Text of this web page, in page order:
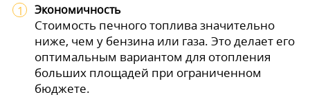
Экономичность
Стоимость печного топлива значительно
ниже, чем у бензина или газа. Это делает его
оптимальным вариантом для отопления
больших площадей при ограниченном
бюджете.